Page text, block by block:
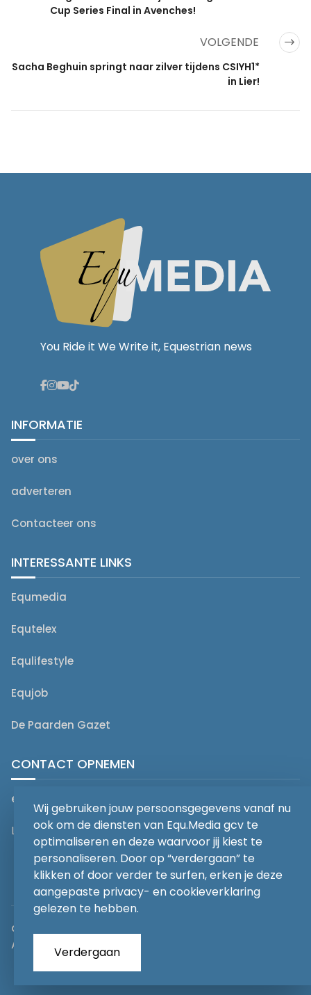
Cup Series Final in Avenches!
VOLGENDE
Sacha Beghuin springt naar zilver tijdens CSIYH1*
in Lier!
You Ride it We Write it, Equestrian news
INFORMATIE
over ons
adverteren
Contacteer ons
INTERESSANTE LINKS
Equmedia
Equtelex
Equlifestyle
Equjob
De Paarden Gazet
CONTACT OPNEMEN
editorial@equmedia.be
Langendamdreef 22 9880 Aalter België
Copyrights 2026EQU.MEDIA BV
abonnementsvoorwaarden
Algemene voorwaarden
Wij gebruiken jouw persoonsgegevens vanaf nu
ook om de diensten van Equ.Media gcv te
optimaliseren en deze waarvoor jij kiest te
personaliseren. Door op “verdergaan” te
klikken of door verder te surfen, erken je deze
aangepaste privacy- en cookieverklaring
gelezen te hebben.
Verdergaan